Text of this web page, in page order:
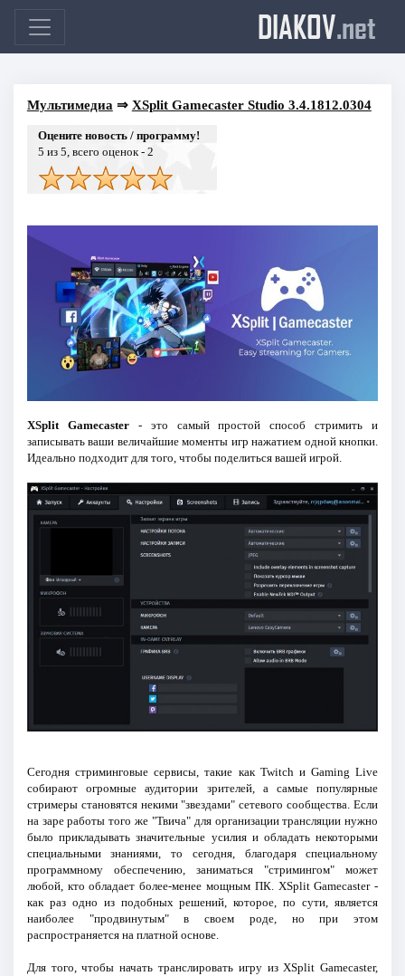
DIAKOV.net
Мультимедиа ⇒ XSplit Gamecaster Studio 3.4.1812.0304
Оцените новость / программу!
5 из 5, всего оценок - 2
XSplit Gamecaster- это самый простой способ стримить и
записывать ваши величайшие моменты игр нажатием одной кнопки.
Идеально подходит для того, чтобы поделиться вашей игрой.
Сегодня стриминговые сервисы, такие как Twitch и Gaming Live
собирают огромные аудитории зрителей, а самые популярные
стримеры становятся некими "звездами" сетевого сообщества. Если
на заре работы того же "Твича" для организации трансляции нужно
было прикладывать значительные усилия и обладать некоторыми
специальными знаниями, то сегодня, благодаря специальному
программному обеспечению, заниматься "стримингом" может
любой, кто обладает более-менее мощным ПК. XSplit Gamecaster -
как раз одно из подобных решений, которое, по сути, является
наиболее "продвинутым" в своем роде, но при этом
распространяется на платной основе.
Для того, чтобы начать транслировать игру из XSplit Gamecaster,